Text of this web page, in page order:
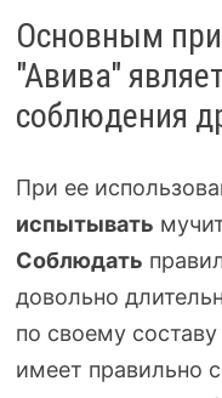
Основным
"Авива"
соблюдения
При ее
испытывать
Соблюдать
довольно
по своему
имеет правильно